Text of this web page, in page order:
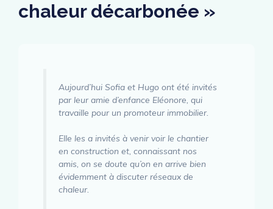
chaleur décarbonée »
Aujourd’hui Sofia et Hugo ont été invités
par leur amie d’enfance Eléonore, qui
travaille pour un promoteur immobilier.
Elle les a invités à venir voir le chantier
en construction et, connaissant nos
amis, on se doute qu’on en arrive bien
évidemment à discuter réseaux de
chaleur.